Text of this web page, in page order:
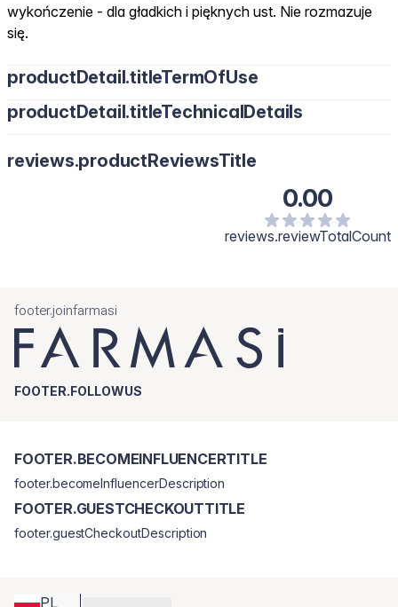
wykończenie - dla gładkich i pięknych ust. Nie rozmazuje
się.
productDetail.titleTermOfUse
productDetail.titleTechnicalDetails
reviews.productReviewsTitle
0.00
reviews.reviewTotalCount
footer.joinfarmasi
FOOTER.FOLLOWUS
PL
FOOTER.BECOMEINFLUENCERTITLE
footer.becomeInfluencerDescription
FOOTER.GUESTCHECKOUTTITLE
footer.guestCheckoutDescription